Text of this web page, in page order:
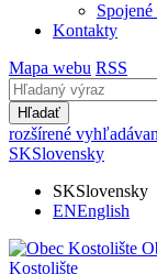
Kontakty
Mapa webu RSS
Hľadať
rozšírené
SKSlovensky
SKSlovensky
ENEnglish
Kostolište